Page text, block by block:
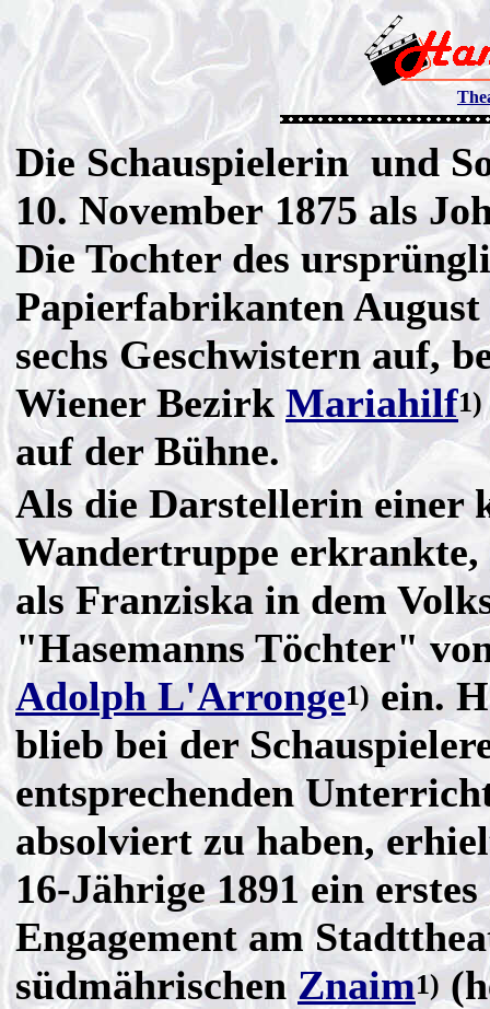
Die Schauspielerin und
10. November 1875 als
Die Tochter des
Papierfabrikanten August
sechs Geschwistern auf,
Wiener BezirkMariahilf1)
auf der Bühne.
Als die Darstellerin einer
Wandertruppe erkrankte,
als Franziska in dem
"Hasemanns Töchter"
Adolph L'Arronge1)ein.
blieb bei der
entsprechenden
absolviert zu haben,
16-Jährige 1891 ein erstes
Engagement am
südmährischen Znaim1)